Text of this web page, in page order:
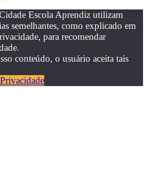
Escola Aprendiz utilizam
semelhantes, como explicado em
para recomendar
conteúdo, o usuário aceita tais